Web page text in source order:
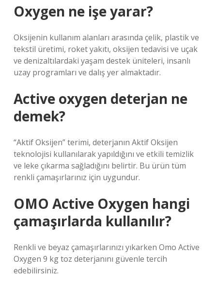
Oxygen ne işe yarar?
Oksijenin kullanım alanları arasında çelik, plastik ve
tekstil üretimi, roket yakıtı, oksijen tedavisi ve uçak
ve denizaltılardaki yaşam destek üniteleri, insanlı
uzay programları ve dalış yer almaktadır.
Active oxygen deterjan ne
demek?
“Aktif Oksijen” terimi, deterjanın Aktif Oksijen
teknolojisi kullanılarak yapıldığını ve etkili temizlik
ve leke çıkarma sağladığını belirtir. Bu ürün tüm
renkli çamaşırlarınız için uygundur.
OMO Active Oxygen hangi
çamaşırlarda kullanılır?
Renkli ve beyaz çamaşırlarınızı yıkarken Omo Active
Oxygen 9 kg toz deterjanını güvenle tercih
edebilirsiniz.